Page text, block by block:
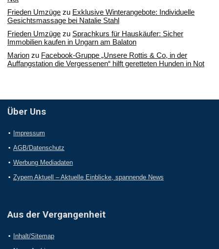
Frieden Umzüge zu Exklusive Winterangebote: Individuelle
Gesichtsmassage bei Natalie Stahl
Frieden Umzüge zu Sprachkurs für Hauskäufer: Sicher
Immobilien kaufen in Ungarn am Balaton
Marion zu Facebook-Gruppe „Unsere Rottis & Co, in der
Auffangstation die Vergessenen“ hilft geretteten Hunden in Not
Über Uns
Impressum
AGB/Datenschutz
Werbung Mediadaten
Zypern Aktuell – Aktuelle Einblicke, spannende News
Aus der Vergangenheit
Inhalt/Sitemap